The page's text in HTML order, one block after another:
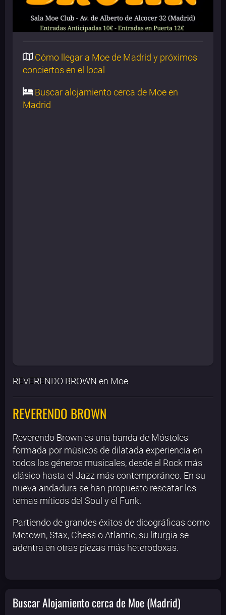
Cómo llegar a Moe de Madrid y próximos
conciertos en el local
Buscar alojamiento cerca de Moe en
Madrid
REVERENDO BROWN en Moe
REVERENDO BROWN
Reverendo Brown es una banda de Móstoles
formada por músicos de dilatada experiencia en
todos los géneros musicales, desde el Rock más
clásico hasta el Jazz más contemporáneo. En su
nueva andadura se han propuesto rescatar los
temas míticos del Soul y el Funk.
Partiendo de grandes éxitos de dicográficas como
Motown, Stax, Chess o Atlantic, su liturgia se
adentra en otras piezas más heterodoxas.
Buscar Alojamiento cerca de Moe (Madrid)